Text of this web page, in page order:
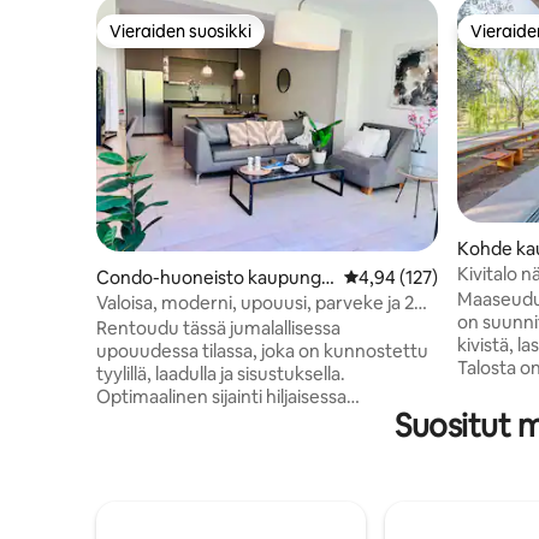
Vieraiden suosikki
Vieraiden suosikki
Condo-huoneisto kaupungis
sa Mendoza
Keskimääräinen arvio
4,94 (127)
Valoisa, moderni, upouusi, parveke ja 2
POLKUPYÖRÄÄ
Rentoudu tässä jumalallisessa
upouudessa tilassa, joka on kunnostettu
tyylillä, laadulla ja sisustuksella.
Optimaalinen sijainti hiljaisessa
naapurustossa, jota ympäröivät torit ja
kasvillisuus. Korostamme sen läheisyyttä
Kohde
Cuyo
Kivitalo
on
kivistä,
Talosta
Suositut